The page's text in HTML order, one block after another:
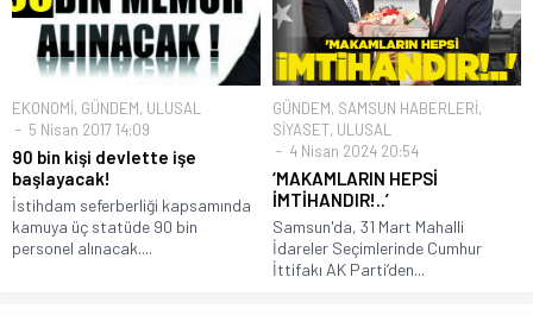
EKONOMİ, GÜNDEM, ULUSAL
5 Nisan 2017 14:09
90 bin kişi devlette işe
başlayacak!
İstihdam seferberliği kapsamında
kamuya üç statüde 90 bin
personel alınacak....
GÜNDEM, SAMSUN HABERLERİ,
SİYASET, ULUSAL
4 Nisan 2024 20:54
‘MAKAMLARIN HEPSİ
İMTİHANDIR!..’
Samsun'da, 31 Mart Mahalli
İdareler Seçimlerinde Cumhur
İttifakı AK Parti’den...